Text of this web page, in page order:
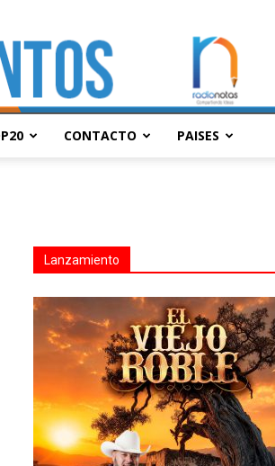
CONTACTO PAISES
Lanzamiento